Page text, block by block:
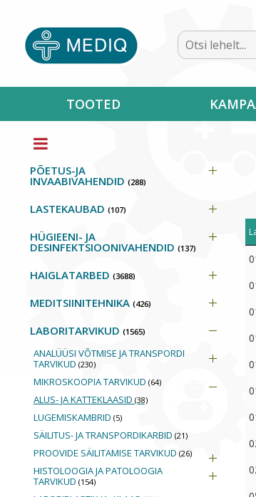
TOOTED
PÕETUS-JA
INVAABIVAHENDID (288)
LASTEKAUBAD (107)
HÜGIEENI- JA
DESINFEKTSIOONIVAHENDID (137)
HAIGLATARBED (3688)
MEDITSIINITEHNIKA (426)
LABORITARVIKUD (1565)
ANALÜÜSI VÕTMISE JA TRANSPORDI
TARVIKUD (230)
MIKROSKOOPIA TARVIKUD (64)
ALUS- JA KATTEKLAASID (38)
LUGEMISKAMBRID (5)
SÄILITUS- JA TRANSPORDIKARBID (21)
PROOVIDE SÄILITAMISE TARVIKUD (26)
HISTOLOOGIA JA PATOLOOGIA
TARVIKUD (154)